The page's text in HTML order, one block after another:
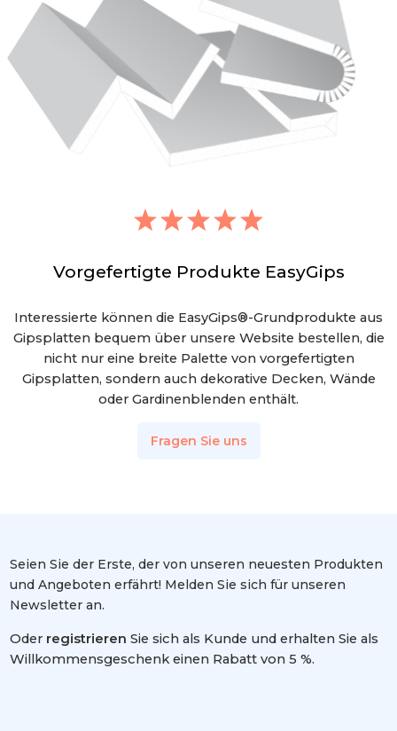
Vorgefertigte Produkte EasyGips
Interessierte können die EasyGips®-Grundprodukte aus
Gipsplatten bequem über unsere Website bestellen, die
nicht nur eine breite Palette von vorgefertigten
Gipsplatten, sondern auch dekorative Decken, Wände
oder Gardinenblenden enthält.
Fragen Sie uns
Seien Sie der Erste, der von unseren neuesten Produkten
und Angeboten erfährt! Melden Sie sich für unseren
Newsletter an.
Oder registrieren Sie sich als Kunde und erhalten Sie als
Willkommensgeschenk einen Rabatt von 5 %.